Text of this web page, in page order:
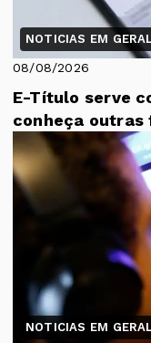
NOTICIAS EM
08/08/2026
E-Título serve
conheça outras
NOTICIAS EM